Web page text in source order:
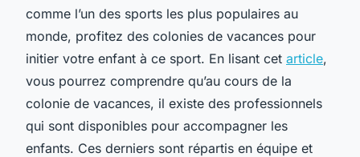
comme l’un des sports les plus populaires au
monde, profitez des colonies de vacances pour
initier votre enfant à ce sport. En lisant cet article,
vous pourrez comprendre qu’au cours de la
colonie de vacances, il existe des professionnels
qui sont disponibles pour accompagner les
enfants. Ces derniers sont répartis en équipe et